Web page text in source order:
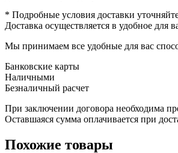
* Подробные условия доставки
Доставка осуществляется в удобное для
Мы принимаем все удобные для вас
Банковские карты
Наличными
Безналичный расчет
При заключении договора необходима
Оставшаяся сумма оплачивается при
Похожие товары